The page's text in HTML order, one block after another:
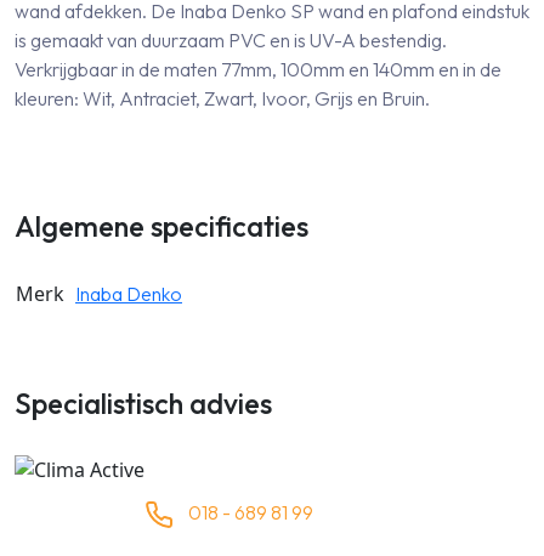
wand afdekken. De Inaba Denko SP wand en plafond eindstuk
is gemaakt van duurzaam PVC en is UV-A bestendig.
Verkrijgbaar in de maten 77mm, 100mm en 140mm en in de
kleuren: Wit, Antraciet, Zwart, Ivoor, Grijs en Bruin.
Algemene specificaties
Merk Inaba Denko
Specialistisch advies
018 - 689 81 99